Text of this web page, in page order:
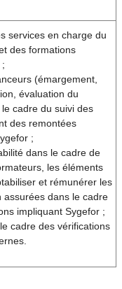
services en charge du
des formations
(émargement,
évaluation du
cadre du suivi des
des remontées
;
dans le cadre de
les éléments
et rémunérer les
assurées dans le cadre
impliquant Sygefor ;
cadre des vérifications